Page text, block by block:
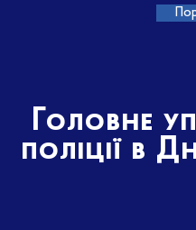
Головне
поліції в